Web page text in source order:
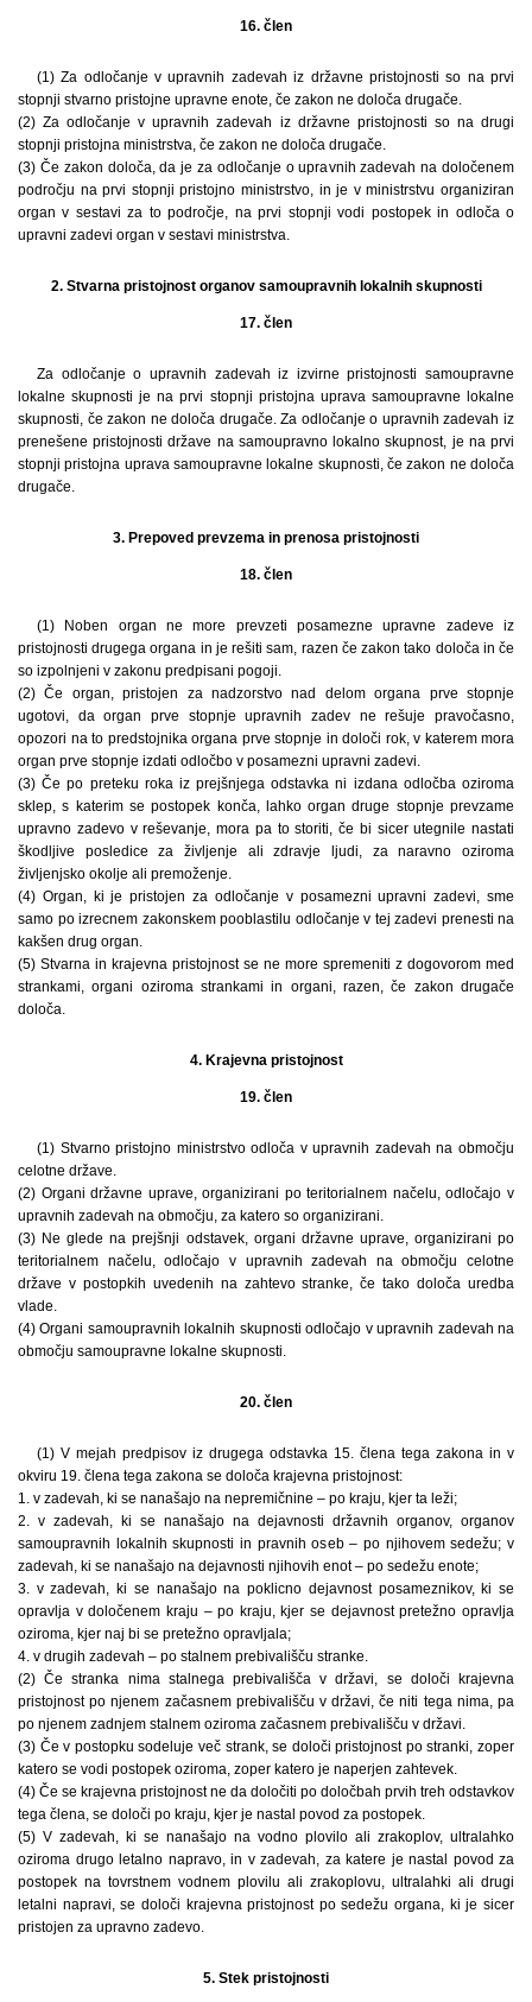
16. člen
(1) Za odločanje v upravnih zadevah iz državne pristojnosti so na prvi
stopnji stvarno pristojne upravne enote, če zakon ne določa drugače.
(2) Za odločanje v upravnih zadevah iz državne pristojnosti so na drugi
stopnji pristojna ministrstva, če zakon ne določa drugače.
(3) Če zakon določa, da je za odločanje o upravnih zadevah na določenem
področju na prvi stopnji pristojno ministrstvo, in je v ministrstvu organiziran
organ v sestavi za to področje, na prvi stopnji vodi postopek in odloča o
upravni zadevi organ v sestavi ministrstva.
2. Stvarna pristojnost organov samoupravnih lokalnih skupnosti
17. člen
Za odločanje o upravnih zadevah iz izvirne pristojnosti samoupravne
lokalne skupnosti je na prvi stopnji pristojna uprava samoupravne lokalne
skupnosti, če zakon ne določa drugače. Za odločanje o upravnih zadevah iz
prenešene pristojnosti države na samoupravno lokalno skupnost, je na prvi
stopnji pristojna uprava samoupravne lokalne skupnosti, če zakon ne določa
drugače.
3. Prepoved prevzema in prenosa pristojnosti
18. člen
(1) Noben organ ne more prevzeti posamezne upravne zadeve iz
pristojnosti drugega organa in je rešiti sam, razen če zakon tako določa in če
so izpolnjeni v zakonu predpisani pogoji.
(2) Če organ, pristojen za nadzorstvo nad delom organa prve stopnje
ugotovi, da organ prve stopnje upravnih zadev ne rešuje pravočasno,
opozori na to predstojnika organa prve stopnje in določi rok, v katerem mora
organ prve stopnje izdati odločbo v posamezni upravni zadevi.
(3) Če po preteku roka iz prejšnjega odstavka ni izdana odločba oziroma
sklep, s katerim se postopek konča, lahko organ druge stopnje prevzame
upravno zadevo v reševanje, mora pa to storiti, če bi sicer utegnile nastati
škodljive posledice za življenje ali zdravje ljudi, za naravno oziroma
življenjsko okolje ali premoženje.
(4) Organ, ki je pristojen za odločanje v posamezni upravni zadevi, sme
samo po izrecnem zakonskem pooblastilu odločanje v tej zadevi prenesti na
kakšen drug organ.
(5) Stvarna in krajevna pristojnost se ne more spremeniti z dogovorom med
strankami, organi oziroma strankami in organi, razen, če zakon drugače
določa.
4. Krajevna pristojnost
19. člen
(1) Stvarno pristojno ministrstvo odloča v upravnih zadevah na območju
celotne države.
(2) Organi državne uprave, organizirani po teritorialnem načelu, odločajo v
upravnih zadevah na območju, za katero so organizirani.
(3) Ne glede na prejšnji odstavek, organi državne uprave, organizirani po
teritorialnem načelu, odločajo v upravnih zadevah na območju celotne
države v postopkih uvedenih na zahtevo stranke, če tako določa uredba
vlade.
(4) Organi samoupravnih lokalnih skupnosti odločajo v upravnih zadevah na
območju samoupravne lokalne skupnosti.
20. člen
(1) V mejah predpisov iz drugega odstavka 15. člena tega zakona in v
okviru 19. člena tega zakona se določa krajevna pristojnost:
1. v zadevah, ki se nanašajo na nepremičnine – po kraju, kjer ta leži;
2. v zadevah, ki se nanašajo na dejavnosti državnih organov, organov
samoupravnih lokalnih skupnosti in pravnih oseb – po njihovem sedežu; v
zadevah, ki se nanašajo na dejavnosti njihovih enot – po sedežu enote;
3. v zadevah, ki se nanašajo na poklicno dejavnost posameznikov, ki se
opravlja v določenem kraju – po kraju, kjer se dejavnost pretežno opravlja
oziroma, kjer naj bi se pretežno opravljala;
4. v drugih zadevah – po stalnem prebivališču stranke.
(2) Če stranka nima stalnega prebivališča v državi, se določi krajevna
pristojnost po njenem začasnem prebivališču v državi, če niti tega nima, pa
po njenem zadnjem stalnem oziroma začasnem prebivališču v državi.
(3) Če v postopku sodeluje več strank, se določi pristojnost po stranki, zoper
katero se vodi postopek oziroma, zoper katero je naperjen zahtevek.
(4) Če se krajevna pristojnost ne da določiti po določbah prvih treh odstavkov
tega člena, se določi po kraju, kjer je nastal povod za postopek.
(5) V zadevah, ki se nanašajo na vodno plovilo ali zrakoplov, ultralahko
oziroma drugo letalno napravo, in v zadevah, za katere je nastal povod za
postopek na tovrstnem vodnem plovilu ali zrakoplovu, ultralahki ali drugi
letalni napravi, se določi krajevna pristojnost po sedežu organa, ki je sicer
pristojen za upravno zadevo.
5. Stek pristojnosti